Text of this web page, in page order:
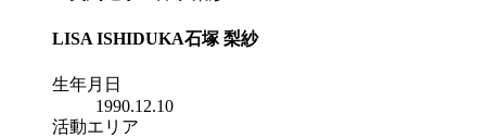
LISA ISHIDUKA石塚 梨紗
生年月日
1990.12.10
活動エリア